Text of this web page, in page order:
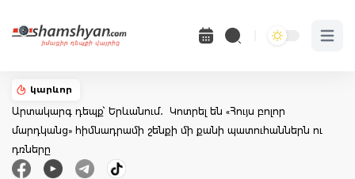
Open
կարևոր
Արտակարգ դեպք՝ Երևանում․ Կոտրել են «Հույս բոլոր
մարդկանց» հիմնադրամի շենքի մի քանի պատուհաններն ու
դռները